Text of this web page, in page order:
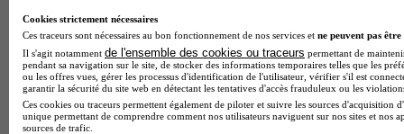
Cookies strictement nécessaires
Ces traceurs sont nécessaires au bon fonctionnement de nos services et ne peuvent pas être
Il s'agit notamment de l'ensemble des cookies ou traceurs permettant de
pendant sa navigation sur le site, de stocker des informations temporaires telles que les
ou les offres vues, gérer les processus d'identification de l'utilisateur, vérifier s'il est
garantir la sécurité du site web en détectant les tentatives d'accès frauduleux ou les
Ces cookies ou traceurs permettent également de piloter et suivre les sources d'acquisition
unique permettant de comprendre comment nos utilisateurs naviguent sur nos sites et nos
sources de trafic.